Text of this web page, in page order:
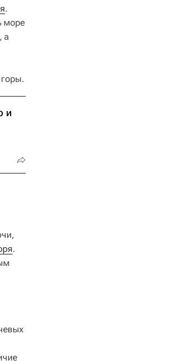
.
море
а
и
.